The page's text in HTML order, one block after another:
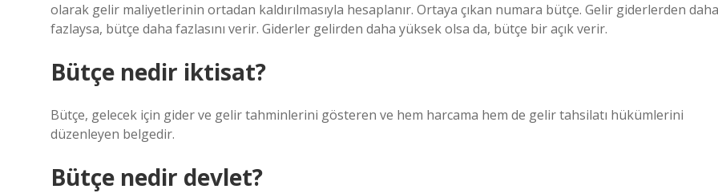
olarak gelir maliyetlerinin ortadan kaldırılmasıyla hesaplanır. Ortaya çıkan numara bütçe. Gelir giderlerden daha
fazlaysa, bütçe daha fazlasını verir. Giderler gelirden daha yüksek olsa da, bütçe bir açık verir.
Bütçe nedir iktisat?
Bütçe, gelecek için gider ve gelir tahminlerini gösteren ve hem harcama hem de gelir tahsilatı hükümlerini
düzenleyen belgedir.
Bütçe nedir devlet?